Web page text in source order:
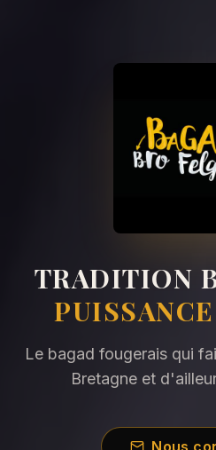
TRADITION
Le bagad fougerais qui
Bretagne et
Nous